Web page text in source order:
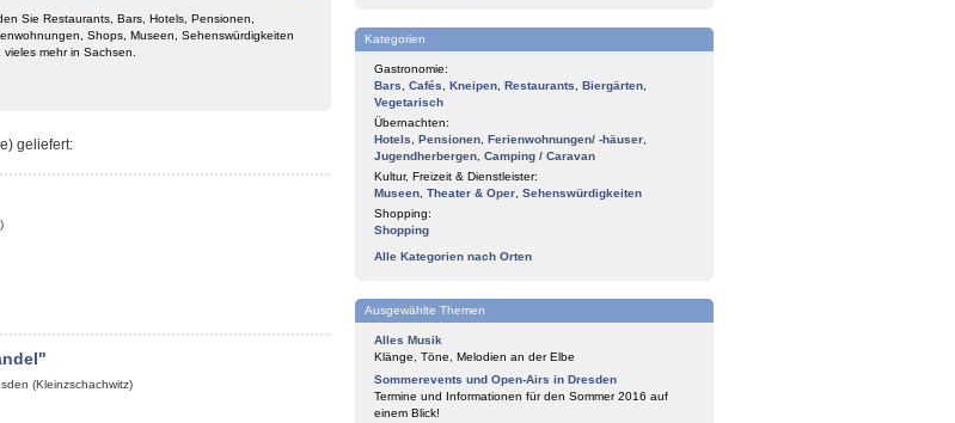
Sie Restaurants, Bars, Hotels, Pensionen,
Shops, Museen, Sehenswürdigkeiten
vieles mehr in Sachsen.
geliefert:
(Kleinzschachwitz)
Kategorien
Gastronomie:
Bars
Cafés Kneipen Restaurants Biergärten
Vegetarisch
Übernachten:
Hotels
Pensionen Ferienwohnungen/ -häuser
Jugendherbergen Camping / Caravan
Kultur, Freizeit & Dienstleister:
Museen Theater & Oper Sehenswürdigkeiten
Shopping:
Shopping
Alle Kategorien nach Orten
Ausgewählte Themen
Alles Musik
Klänge, Töne, Melodien an der Elbe
Sommerevents und Open-Airs in Dresden
Termine und Informationen für den Sommer 2016 auf
einem Blick!